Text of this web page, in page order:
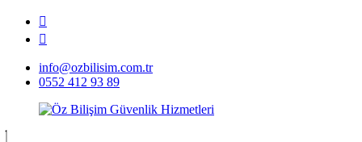
info@ozbilisim.com.tr
0552 412 93 89